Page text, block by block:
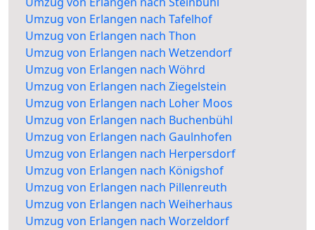
Umzug von Erlangen nach Tafelhof
Umzug von Erlangen nach Thon
Umzug von Erlangen nach Wetzendorf
Umzug von Erlangen nach Wöhrd
Umzug von Erlangen nach Ziegelstein
Umzug von Erlangen nach Loher Moos
Umzug von Erlangen nach Buchenbühl
Umzug von Erlangen nach Gaulnhofen
Umzug von Erlangen nach Herpersdorf
Umzug von Erlangen nach Königshof
Umzug von Erlangen nach Pillenreuth
Umzug von Erlangen nach Weiherhaus
Umzug von Erlangen nach Worzeldorf